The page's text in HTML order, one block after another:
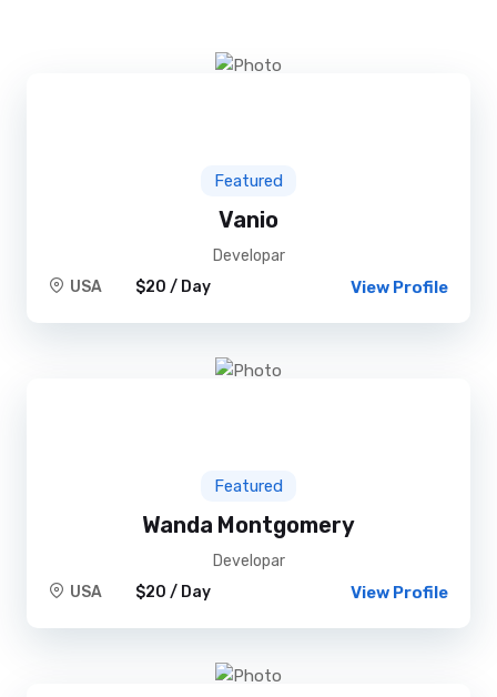
Featured
Vanio
Developar
USA
$20 / Day View Profile
Featured
Wanda Montgomery
Developar
USA
$20 / Day View Profile